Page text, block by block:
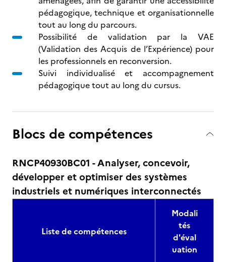
pédagogique, technique et organisationnelle
tout au long du parcours.
Possibilité de validation par la VAE
(Validation des Acquis de l’Expérience) pour
les professionnels en reconversion.
Suivi individualisé et accompagnement
pédagogique tout au long du cursus.
Blocs de compétences
RNCP40930BC01 - Analyser, concevoir,
développer et optimiser des systèmes
industriels et numériques interconnectés
Liste de compétences
Modali
tés
d'éval
uation